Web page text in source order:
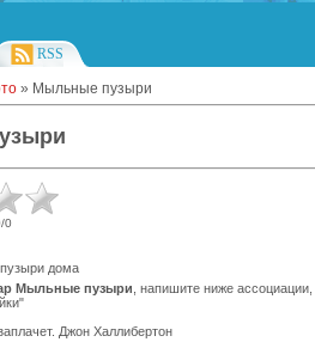
RSS
» Мыльные пузыри
/0
дома
Мыльные пузыри , напишите ниже ассоциации,
Джон Халлибертон